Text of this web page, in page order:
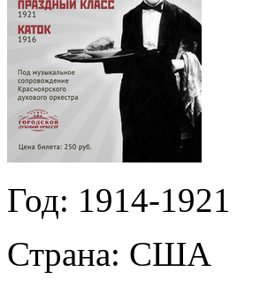
Год: 1914-1921
Страна: США